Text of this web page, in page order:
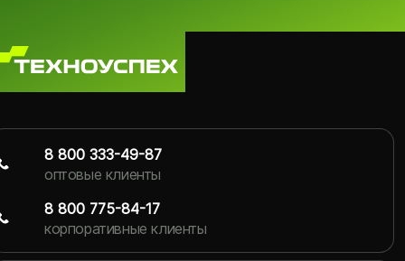
8 800 333-49-87
оптовые клиенты
8 800 775-84-17
корпоративные клиенты